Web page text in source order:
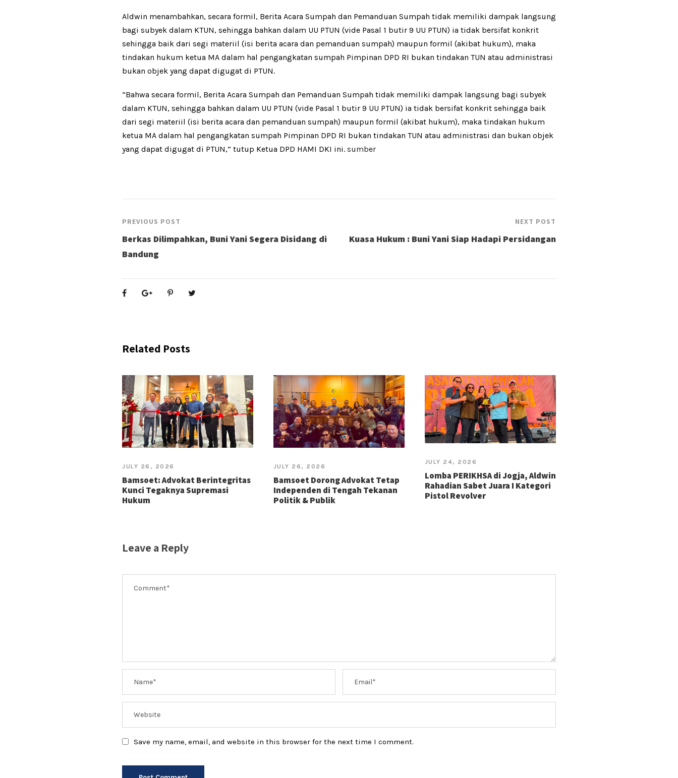
Aldwin menambahkan, secara formil, Berita Acara Sumpah dan Pemanduan Sumpah tidak memiliki dampak langsung
bagi subyek dalam KTUN, sehingga bahkan dalam UU PTUN (vide Pasal 1 butir 9 UU PTUN) ia tidak bersifat konkrit
sehingga baik dari segi materiil (isi berita acara dan pemanduan sumpah) maupun formil (akibat hukum), maka
tindakan hukum ketua MA dalam hal pengangkatan sumpah Pimpinan DPD RI bukan tindakan TUN atau administrasi
bukan objek yang dapat digugat di PTUN.
“Bahwa secara formil, Berita Acara Sumpah dan Pemanduan Sumpah tidak memiliki dampak langsung bagi subyek
dalam KTUN, sehingga bahkan dalam UU PTUN (vide Pasal 1 butir 9 UU PTUN) ia tidak bersifat konkrit sehingga baik
dari segi materiil (isi berita acara dan pemanduan sumpah) maupun formil (akibat hukum), maka tindakan hukum
ketua MA dalam hal pengangkatan sumpah Pimpinan DPD RI bukan tindakan TUN atau administrasi dan bukan objek
yang dapat digugat di PTUN,” tutup Ketua DPD HAMI DKI ini. sumber
PREVIOUS POST
Berkas Dilimpahkan, Buni Yani Segera Disidang di
Bandung
NEXT POST
Kuasa Hukum : Buni Yani Siap Hadapi Persidangan
Related Posts
JULY 26, 2026
Bamsoet: Advokat Berintegritas
Kunci Tegaknya Supremasi
Hukum
JULY 26, 2026
Bamsoet Dorong Advokat Tetap
Independen di Tengah Tekanan
Politik & Publik
JULY 24, 2026
Lomba PERIKHSA di Jogja, Aldwin
Rahadian Sabet Juara I Kategori
Pistol Revolver
Leave a Reply
Save my name, email, and website in this browser for the next time I comment.